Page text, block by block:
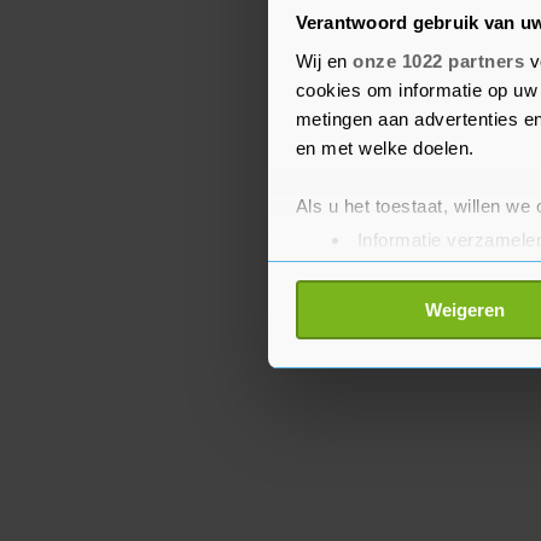
Verantwoord gebruik van
Wij en onze 1022 partners
cookies om informatie op
metingen aan advertenties
en met welke doelen.
Als u het toestaat, willen we
Informatie
Uw apparaat
Lees meer over hoe uw
toestemming op elk moment
Weigeren
kwamen om het leven,
en bedrijven kwamen
mensen hadden ook
City verdronken
bijvoorbeeld kelders.